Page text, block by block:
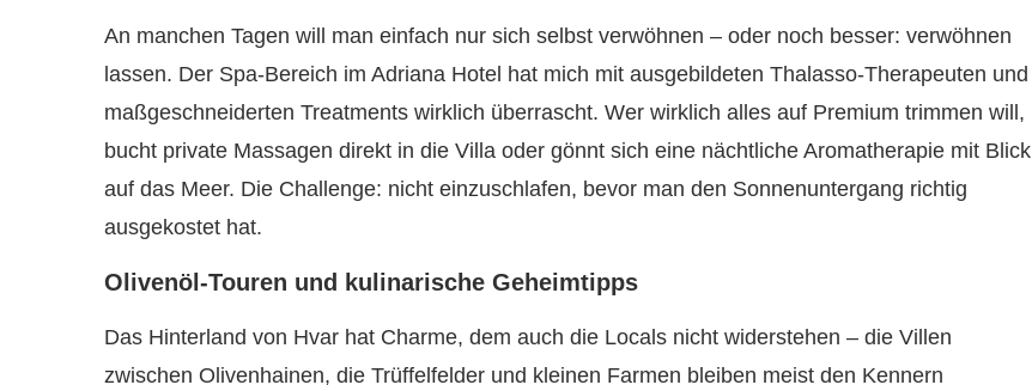
An manchen Tagen will man einfach nur sich selbst verwöhnen – oder noch besser: verwöhnen
lassen. Der Spa-Bereich im Adriana Hotel hat mich mit ausgebildeten Thalasso-Therapeuten und
maßgeschneiderten Treatments wirklich überrascht. Wer wirklich alles auf Premium trimmen will,
bucht private Massagen direkt in die Villa oder gönnt sich eine nächtliche Aromatherapie mit Blick
auf das Meer. Die Challenge: nicht einzuschlafen, bevor man den Sonnenuntergang richtig
ausgekostet hat.
Olivenöl-Touren und kulinarische Geheimtipps
Das Hinterland von Hvar hat Charme, dem auch die Locals nicht widerstehen – die Villen
zwischen Olivenhainen, die Trüffelfelder und kleinen Farmen bleiben meist den Kennern